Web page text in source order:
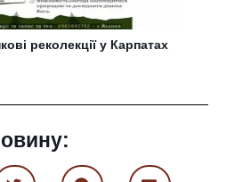
реколекції у Карпатах